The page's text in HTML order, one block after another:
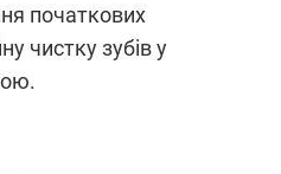
початкових
чистку зубів у